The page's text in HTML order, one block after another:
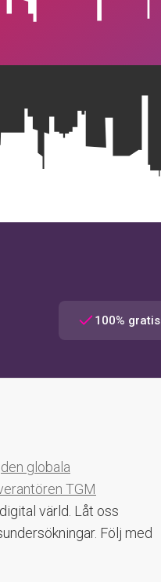
100% gratis
den globala
TGM
värld. Låt oss
Följ med